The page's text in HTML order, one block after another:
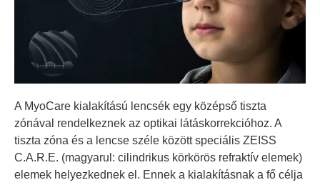
A MyoCare kialakítású lencsék egy középső tiszta
zónával rendelkeznek az optikai látáskorrekcióhoz. A
tiszta zóna és a lencse széle között speciális ZEISS
C.A.R.E. (magyarul: cilindrikus körkörös refraktív elemek)
elemek helyezkednek el. Ennek a kialakításnak a fő célja